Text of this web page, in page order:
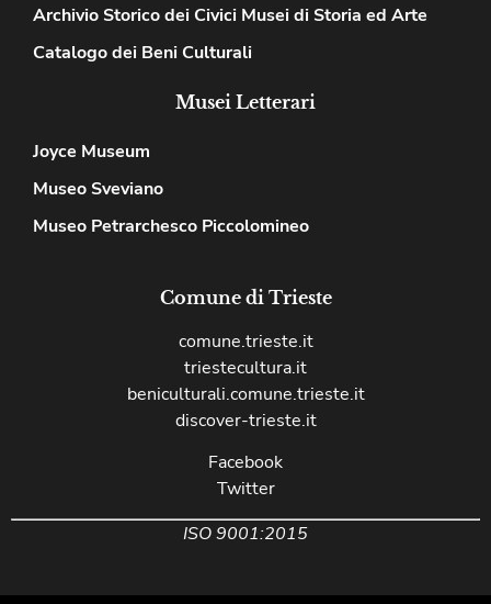
Archivio Storico dei Civici Musei di Storia ed Arte
Catalogo dei Beni Culturali
Musei Letterari
Joyce Museum
Museo Sveviano
Museo Petrarchesco Piccolomineo
Comune di Trieste
comune.trieste.it
triestecultura.it
beniculturali.comune.trieste.it
discover-trieste.it
Facebook
Twitter
ISO 9001:2015